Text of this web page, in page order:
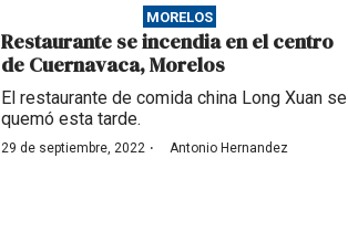
MORELOS
Restaurante se incendia en el centro
de Cuernavaca, Morelos
El restaurante de comida china Long Xuan se
quemó esta tarde.
29 de septiembre, 2022 · Antonio Hernandez